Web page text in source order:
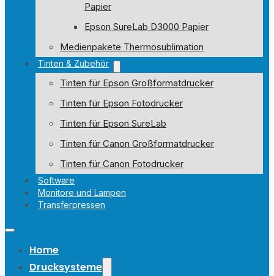
Papier
Epson SureLab D3000 Papier
Medienpakete Thermosublimation
Tinten & Zubehör
Tinten für Epson Großformatdrucker
Tinten für Epson Fotodrucker
Tinten für Epson SureLab
Tinten für Canon Großformatdrucker
Tinten für Canon Fotodrucker
Software
Monitore und Lampen
Transferpressen
Home
Drucksysteme